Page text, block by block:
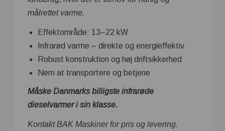
målrettet varme.
Effektområde: 13–22 kW
Infrarød varme – direkte og energieffektiv
Robust konstruktion og høj driftsikkerhed
Nem at transportere og betjene
Måske Danmarks billigste infrarøde
dieselvarmer i sin klasse.
Kontakt BAK Maskiner for pris og levering.